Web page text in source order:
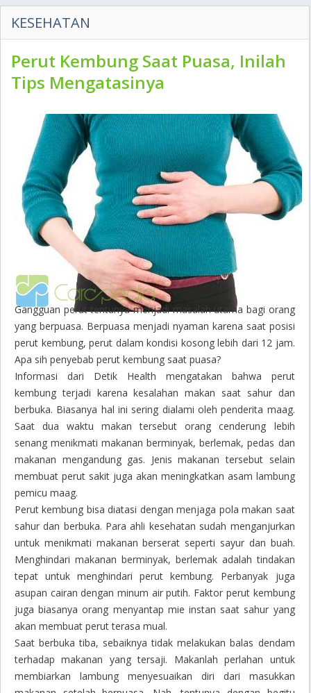
KESEHATAN
Perut Kembung Saat Puasa, Inilah
Tips Mengatasinya
Gangguan perut tentunya menjadi masalah utama bagi orang
yang berpuasa. Berpuasa menjadi nyaman karena saat posisi
perut kembung, perut dalam kondisi kosong lebih dari 12 jam.
Apa sih penyebab perut kembung saat puasa?
Informasi dari Detik Health mengatakan bahwa perut
kembung terjadi karena kesalahan makan saat sahur dan
berbuka. Biasanya hal ini sering dialami oleh penderita maag.
Saat dua waktu makan tersebut orang cenderung lebih
senang menikmati makanan berminyak, berlemak, pedas dan
makanan mengandung gas. Jenis makanan tersebut selain
membuat perut sakit juga akan meningkatkan asam lambung
pemicu maag.
Perut kembung bisa diatasi dengan menjaga pola makan saat
sahur dan berbuka. Para ahli kesehatan sudah menganjurkan
untuk menikmati makanan berserat seperti sayur dan buah.
Menghindari makanan berminyak, berlemak adalah tindakan
tepat untuk menghindari perut kembung. Perbanyak juga
asupan cairan dengan minum air putih. Faktor perut kembung
juga biasanya orang menyantap mie instan saat sahur yang
akan membuat perut terasa mual.
Saat berbuka tiba, sebaiknya tidak melakukan balas dendam
terhadap makanan yang tersaji. Makanlah perlahan untuk
membiarkan lambung menyesuaikan diri dari masukkan